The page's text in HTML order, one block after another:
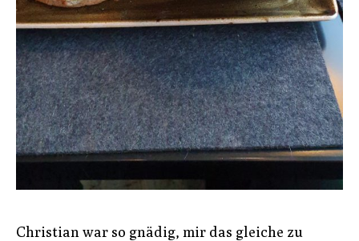
Christian war so gnädig, mir das gleiche zu